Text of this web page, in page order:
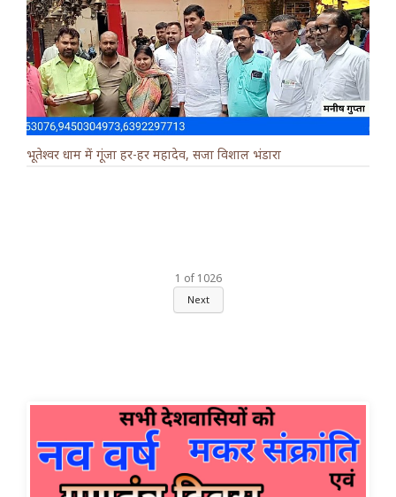
भूतेश्वर धाम में गूंजा हर-हर महादेव, सजा विशाल भंडारा
1 of 1026
Next